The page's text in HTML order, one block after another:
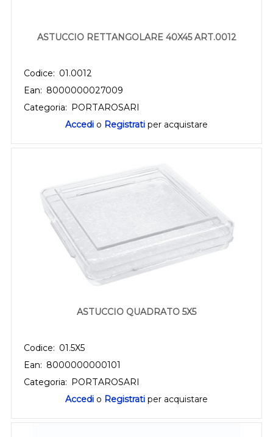
ASTUCCIO RETTANGOLARE 40X45 ART.0012
Codice: 01.0012
Ean: 8000000027009
Categoria: PORTAROSARI
Accedi o Registrati per acquistare
ASTUCCIO QUADRATO 5X5
Codice: 01.5X5
Ean: 8000000000101
Categoria: PORTAROSARI
Accedi o Registrati per acquistare